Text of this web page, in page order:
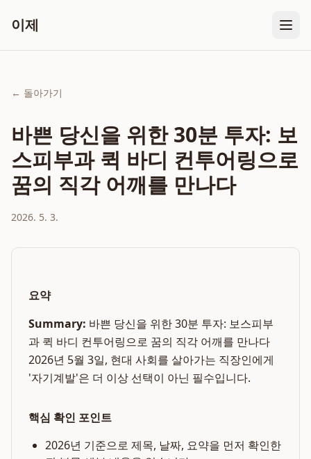
이제
← 돌아가기
바쁜 당신을 위한 30분 투자: 보
스피부과 퀵 바디 컨투어링으로
꿈의 직각 어깨를 만나다
2026. 5. 3.
요약
Summary: 바쁜 당신을 위한 30분 투자: 보스피부
과 퀵 바디 컨투어링으로 꿈의 직각 어깨를 만나다
2026년 5월 3일, 현대 사회를 살아가는 직장인에게
'자기계발'은 더 이상 선택이 아닌 필수입니다.
핵심 확인 포인트
2026년 기준으로 제목, 날짜, 요약을 먼저 확인한